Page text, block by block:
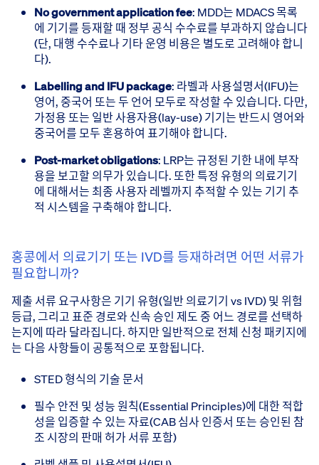
No government application fee: MDD는 MDACS 목록
에 기기를 등재할 때 정부 공식 수수료를 부과하지 않습니다
(단, 대행 수수료나 기타 운영 비용은 별도로 고려해야 합니
다).
Labelling and IFU package: 라벨과 사용설명서(IFU)는
영어, 중국어 또는 두 언어 모두로 작성할 수 있습니다. 다만,
가정용 또는 일반 사용자용(lay-use) 기기는 반드시 영어와
중국어를 모두 혼용하여 표기해야 합니다.
Post-market obligations: LRP는 규정된 기한 내에 부작
용을 보고할 의무가 있습니다. 또한 특정 유형의 의료기기
에 대해서는 최종 사용자 레벨까지 추적할 수 있는 기기 추
적 시스템을 구축해야 합니다.
홍콩에서 의료기기 또는 IVD를 등재하려면 어떤 서류가
필요합니까?
제출 서류 요구사항은 기기 유형(일반 의료기기 vs IVD) 및 위험
등급, 그리고 표준 경로와 신속 승인 제도 중 어느 경로를 선택하
는지에 따라 달라집니다. 하지만 일반적으로 전체 신청 패키지에
는 다음 사항들이 공통적으로 포함됩니다.
STED 형식의 기술 문서
필수 안전 및 성능 원칙(Essential Principles)에 대한 적합
성을 입증할 수 있는 자료(CAB 심사 인증서 또는 승인된 참
조 시장의 판매 허가 서류 포함)